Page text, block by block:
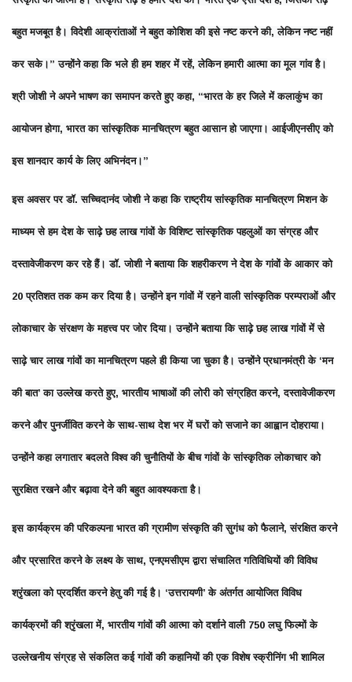
बहुत मजबूत है। विदेशी आक्रांताओं ने बहुत कोशिश की इसे नष्ट करने की, लेकिन नष्ट नहीं
कर सके।” उन्होंने कहा कि भले ही हम शहर में रहें, लेकिन हमारी आत्मा का मूल गांव है।
श्री जोशी ने अपने भाषण का समापन करते हुए कहा, “भारत के हर जिले में कलाकुंभ का
आयोजन होगा, भारत का सांस्कृतिक मानचित्रण बहुत आसान हो जाएगा। आईजीएनसीए को
इस शानदार कार्य के लिए अभिनंदन।”
इस अवसर पर डॉ. सच्चिदानंद जोशी ने कहा कि राष्ट्रीय सांस्कृतिक मानचित्रण मिशन के
माध्यम से हम देश के साढ़े छह लाख गांवों के विशिष्ट सांस्कृतिक पहलुओं का संग्रह और
दस्तावेजीकरण कर रहे हैं। डॉ. जोशी ने बताया कि शहरीकरण ने देश के गांवों के आकार को
20 प्रतिशत तक कम कर दिया है। उन्होंने इन गांवों में रहने वाली सांस्कृतिक परम्पराओं और
लोकाचार के संरक्षण के महत्त्व पर जोर दिया। उन्होंने बताया कि साढ़े छह लाख गांवों में से
साढ़े चार लाख गांवों का मानचित्रण पहले ही किया जा चुका है। उन्होंने प्रधानमंत्री के ‘मन
की बात’ का उल्लेख करते हुए, भारतीय भाषाओं की लोरी को संग्रहित करने, दस्तावेजीकरण
करने और पुनर्जीवित करने के साथ-साथ देश भर में घरों को सजाने का आह्वान दोहराया।
उन्होंने कहा लगातार बदलते विश्व की चुनौतियों के बीच गांवों के सांस्कृतिक लोकाचार को
सुरक्षित रखने और बढ़ावा देने की बहुत आवश्यकता है।
इस कार्यक्रम की परिकल्पना भारत की ग्रामीण संस्कृति की सुगंध को फैलाने, संरक्षित करने
और प्रसारित करने के लक्ष्य के साथ, एनएमसीएम द्वारा संचालित गतिविधियों की विविध
श्रृंखला को प्रदर्शित करने हेतु की गई है। ‘उत्तरायणी’ के अंतर्गत आयोजित विविध
कार्यक्रमों की श्रृंखला में, भारतीय गांवों की आत्मा को दर्शाने वाली 750 लघु फिल्मों के
उल्लेखनीय संग्रह से संकलित कई गांवों की कहानियों की एक विशेष स्क्रीनिंग भी शामिल